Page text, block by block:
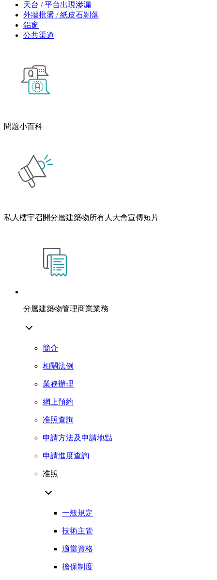
天台 / 平台出現滲漏
外牆批盪 / 紙皮石剝落
鋁窗
公共渠道
問題小百科
私人樓宇召開分層建築物所有人大會宣傳短片
分層建築物管理商業業務
簡介
相關法例
業務辦理
網上預約
准照查詢
申請方法及申請地點
申請進度查詢
准照
一般規定
技術主管
適當資格
擔保制度